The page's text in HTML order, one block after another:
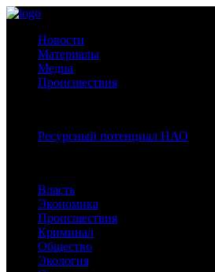
Новости
Материалы
Медиа
Происшествия
Ресурсный потенциал НАО
Власть
Экономика
Происшествия
Криминал
Общество
Экология